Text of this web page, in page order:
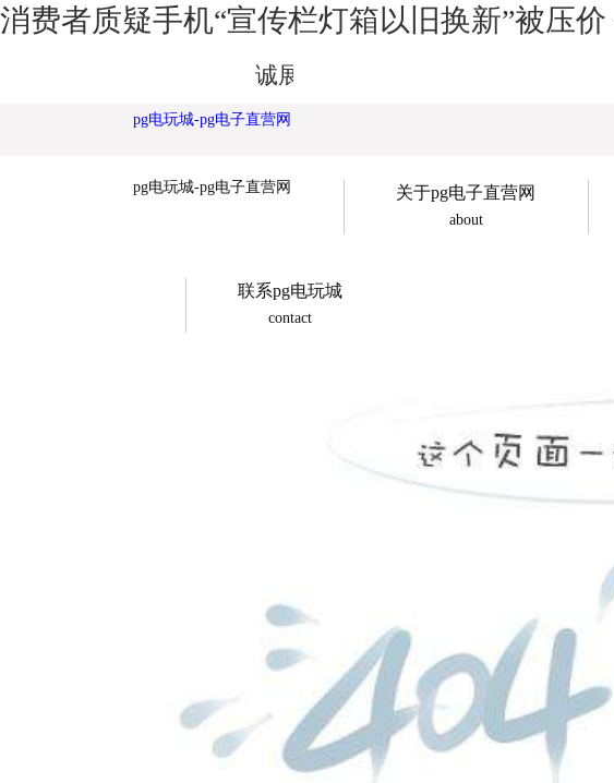
消费者质疑手机“宣传栏灯箱以旧换新”被压价
诚展广告欢迎您
pg电玩城-pg电子直营网
pg电玩城-pg电子直营网 关于pg电子直营网
about
联系pg电玩城
contact